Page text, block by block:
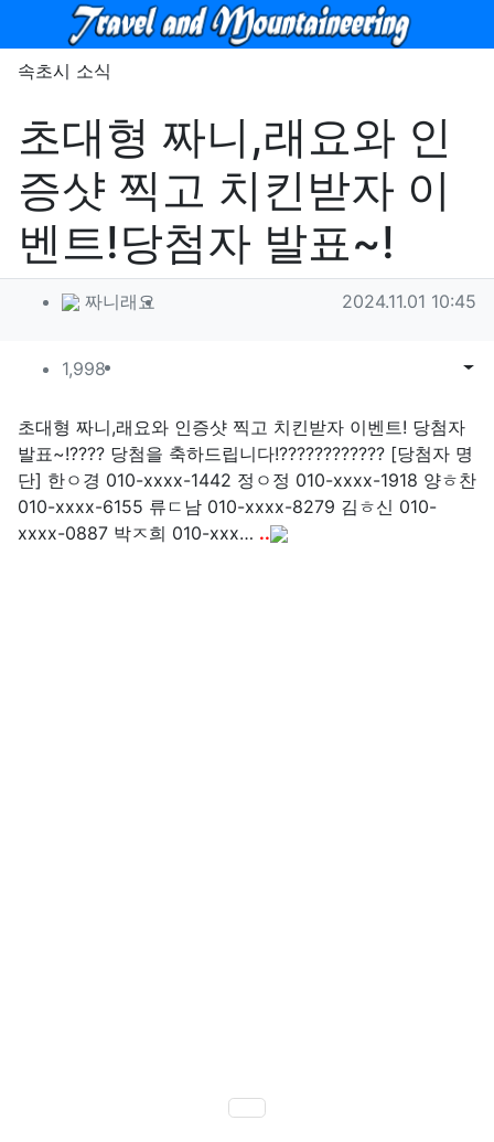
메뉴
속초시 소식
초대형 짜니,래요와 인
증샷 찍고 치킨받자 이
벤트!당첨자 발표~!
작성자 정보
짜니래요 작성일
2024.11.01 10:45
컨텐츠 정보
1,998조회 목록게
본문
초대형 짜니,래요와 인증샷 찍고 치킨받자 이벤트! 당첨자
발표~!???? 당첨을 축하드립니다!???????????? [당첨자 명
단] 한ㅇ경 010-xxxx-1442 정ㅇ정 010-xxxx-1918 양ㅎ찬
010-xxxx-6155 류ㄷ남 010-xxxx-8279 김ㅎ신 010-
xxxx-0887 박ㅈ희 010-xxx… ..
SNS 공유